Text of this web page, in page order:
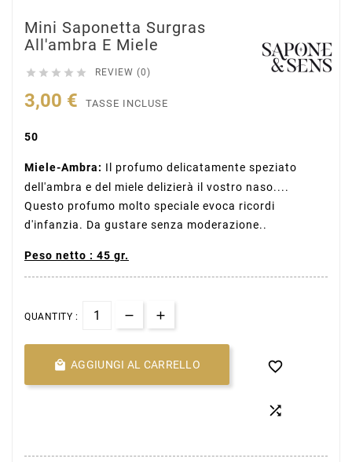
Mini Saponetta Surgras
All'ambra E Miele
     REVIEW (0)
3,00 € TASSE INCLUSE
50
Miele-Ambra: Il profumo delicatamente speziato
dell'ambra e del miele delizierà il vostro naso....
Questo profumo molto speciale evoca ricordi
d'infanzia. Da gustare senza moderazione..
Peso netto : 45 gr.
QUANTITY :
 AGGIUNGI AL CARRELLO 
